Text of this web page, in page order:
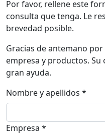
Por favor, rellene este
consulta que tenga. Le
brevedad posible.
Gracias de antemano
empresa y productos.
gran ayuda.
Nombre y apellidos *
Empresa *